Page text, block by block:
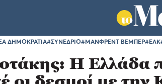
ΔΗΜΟΚΡΑΤΙΑ#ΣΥΝΕΔΡΙΟ#ΜΑΝΦΡΕΝΤ ΒΕΜΠΕΡ#ΕΛΚ
Η Ελλάδα